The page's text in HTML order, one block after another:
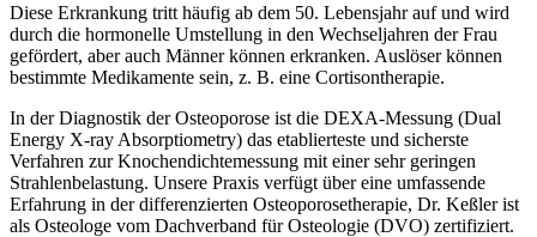
Diese Erkrankung tritt häufig ab dem 50. Lebensjahr auf und wird
durch die hormonelle Umstellung in den Wechseljahren der Frau
gefördert, aber auch Männer können erkranken. Auslöser können
bestimmte Medikamente sein, z. B. eine Cortisontherapie.
In der Diagnostik der Osteoporose ist die DEXA-Messung (Dual
Energy X-ray Absorptiometry) das etablierteste und sicherste
Verfahren zur Knochendichtemessung mit einer sehr geringen
Strahlenbelastung. Unsere Praxis verfügt über eine umfassende
Erfahrung in der differenzierten Osteoporosetherapie, Dr. Keßler ist
als Osteologe vom Dachverband für Osteologie (DVO) zertifiziert.